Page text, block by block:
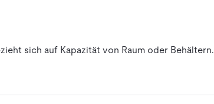
sich auf Kapazität von Raum oder Behältern.